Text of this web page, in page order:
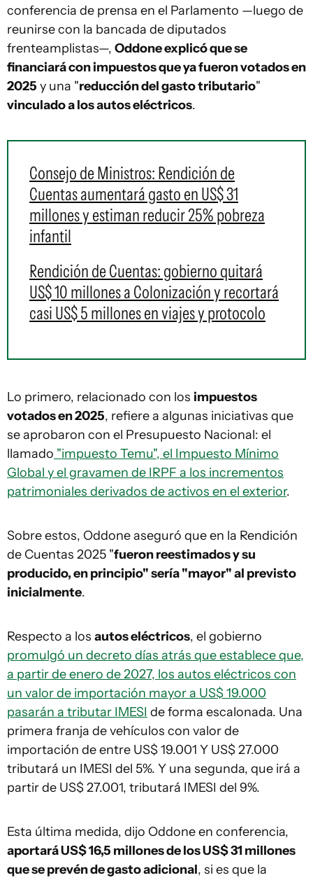
conferencia de prensa en el Parlamento —luego de
reunirse con la bancada de diputados
frenteamplistas—, Oddone explicó que se
financiará con impuestos que ya fueron votados en
2025 y una "reducción del gasto tributario"
vinculado a los autos eléctricos.
Consejo de Ministros: Rendición de
Cuentas aumentará gasto en US$ 31
millones y estiman reducir 25% pobreza
infantil
Rendición de Cuentas: gobierno quitará
US$ 10 millones a Colonización y recortará
casi US$ 5 millones en viajes y protocolo
Lo primero, relacionado con los impuestos
votados en 2025, refiere a algunas iniciativas que
se aprobaron con el Presupuesto Nacional: el
llamado "impuesto Temu", el Impuesto Mínimo
Global y el gravamen de IRPF a los incrementos
patrimoniales derivados de activos en el exterior.
Sobre estos, Oddone aseguró que en la Rendición
de Cuentas 2025 "fueron reestimados y su
producido, en principio" sería "mayor" al previsto
inicialmente.
Respecto a los autos eléctricos, el gobierno
promulgó un decreto días atrás que establece que,
a partir de enero de 2027, los autos eléctricos con
un valor de importación mayor a US$ 19.000
pasarán a tributar IMESI de forma escalonada. Una
primera franja de vehículos con valor de
importación de entre US$ 19.001 Y US$ 27.000
tributará un IMESI del 5%. Y una segunda, que irá a
partir de US$ 27.001, tributará IMESI del 9%.
Esta última medida, dijo Oddone en conferencia,
aportará US$ 16,5 millones de los US$ 31 millones
que se prevén de gasto adicional, si es que la